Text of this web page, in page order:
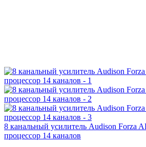
8 канальный усилитель Audison Forza
процессор 14 каналов